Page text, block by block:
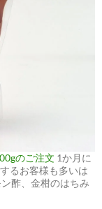
のご注文 1か月に
るお客様も多いは
酢、金柑のはちみ